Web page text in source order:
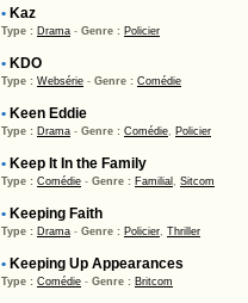
• Kaz
Type : Drama - Genre : Policier
• KDO
Type : Websérie - Genre : Comédie
• Keen Eddie
Type : Drama - Genre : Comédie, Policier
• Keep It In the Family
Type : Comédie - Genre : Familial , Sitcom
• Keeping Faith
Type : Drama - Genre : Policier, Thriller
• Keeping Up Appearances
Type : Comédie - Genre : Britcom